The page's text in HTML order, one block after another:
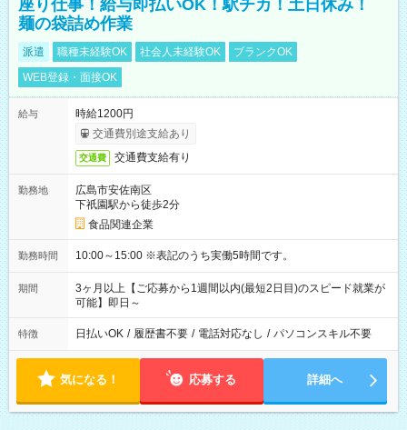
座り仕事！給与即払いOK！駅チカ！土日休み！
麺の袋詰め作業
派遣 職種未経験OK 社会人未経験OK
ブランクOK
WEB登録・面接OK
給与
時給1200円
交通費別途支給あり
交通費 交通費支給有り
勤務地
広島市安佐南区
下祇園駅から徒歩2分
食品関連企業
勤務時間 10:00～15:00 ※表記のうち実働5時間です。
期間
3ヶ月以上【ご応募から1週間以内(最短2日目)のスピード就業が
可能】即日～
特徴 日払いOK / 履歴書不要 / 電話対応なし / パソコンスキル不要
気になる！ 応募する 詳細へ